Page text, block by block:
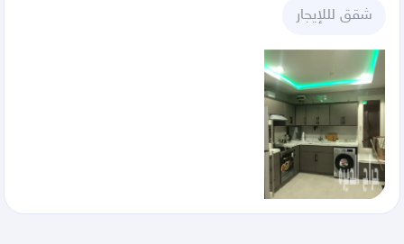
شقق لللإيجار